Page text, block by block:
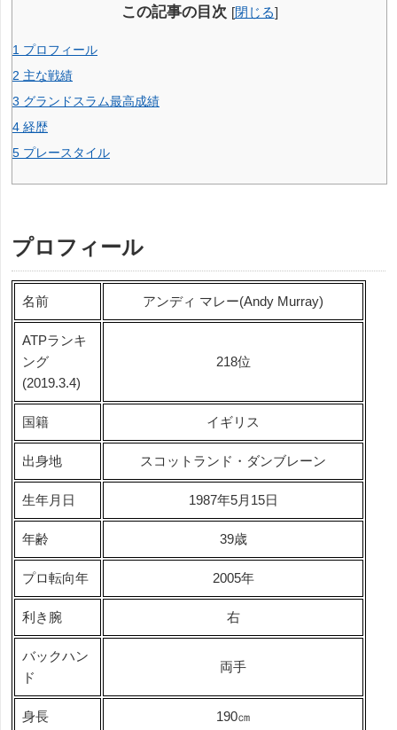
この記事の目次 [閉じる]
1 プロフィール
2 主な戦績
3 グランドスラム最高成績
4 経歴
5 プレースタイル
プロフィール
名前 アンディ マレー(Andy Murray)
ATPランキ
ング
(2019.3.4)
218位
国籍 イギリス
出身地 スコットランド・ダンブレーン
生年月日 1987年5月15日
年齢 39歳
プロ転向年 2005年
利き腕 右
バックハン
ド
両手
身長 190㎝